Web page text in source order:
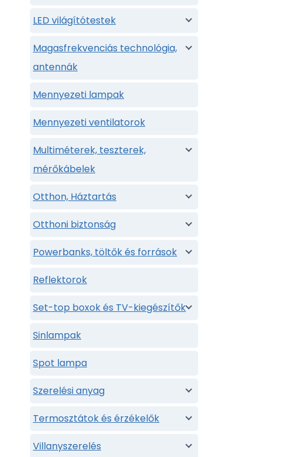
LED világítótestek
Magasfrekvenciás technológia,
antennák
Mennyezeti lampak
Mennyezeti ventilatorok
Multiméterek, teszterek,
mérőkábelek
Otthon, Háztartás
Otthoni biztonság
Powerbanks, töltők és források
Reflektorok
Set-top boxok és TV-kiegészítők
Sinlampak
Spot lampa
Szerelési anyag
Termosztátok és érzékelők
Villanyszerelés